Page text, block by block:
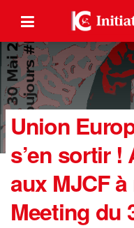
Union
s’en sortir !
aux MJCF
Meeting du